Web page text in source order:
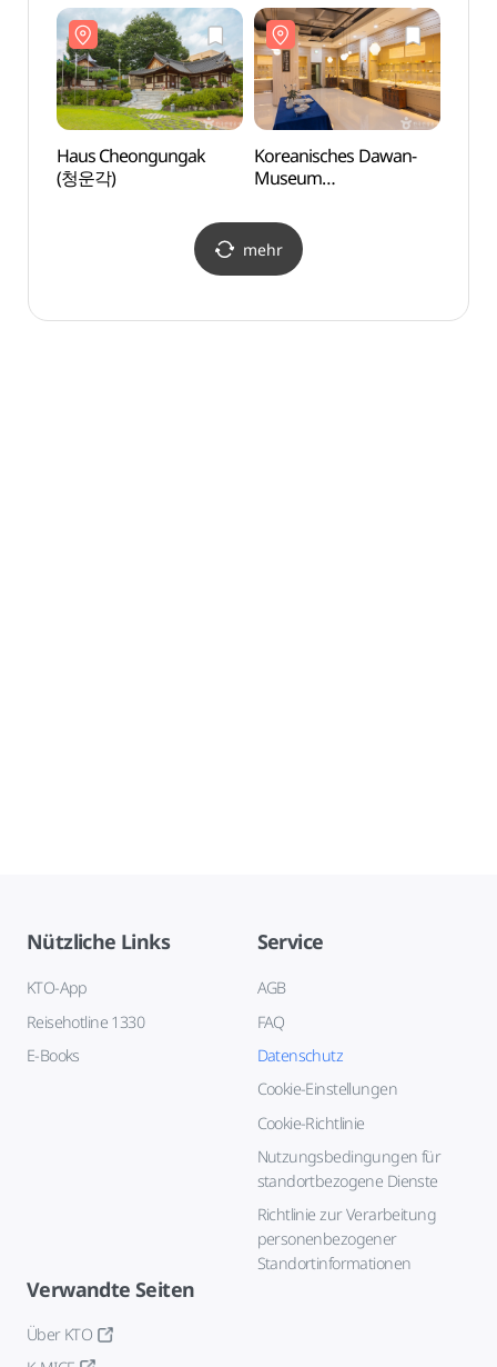
Haus Cheongungak
(청운각)
Koreanisches Dawan-
Museum
mehr
Nützliche Links
KTO-App
Reisehotline 1330
E-Books
Service
AGB
FAQ
Datenschutz
Cookie-Einstellungen
Cookie-Richtlinie
Nutzungsbedingungen für
standortbezogene Dienste
Richtlinie zur Verarbeitung
personenbezogener
Standortinformationen
Verwandte Seiten
Über KTO